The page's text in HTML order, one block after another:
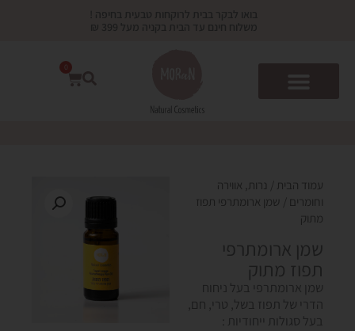
0
עגלת
עמוד הבית
נרות, אווירה
וחומרים / שמן ארומתרפי תפוז
מתוק
שמן ארומתרפי
תפוז מתוק
שמן ארומתרפי בעל ניחוח
הדרי של תפוז בשל, טרי, חם,
בעל סגולות ייחודיות :